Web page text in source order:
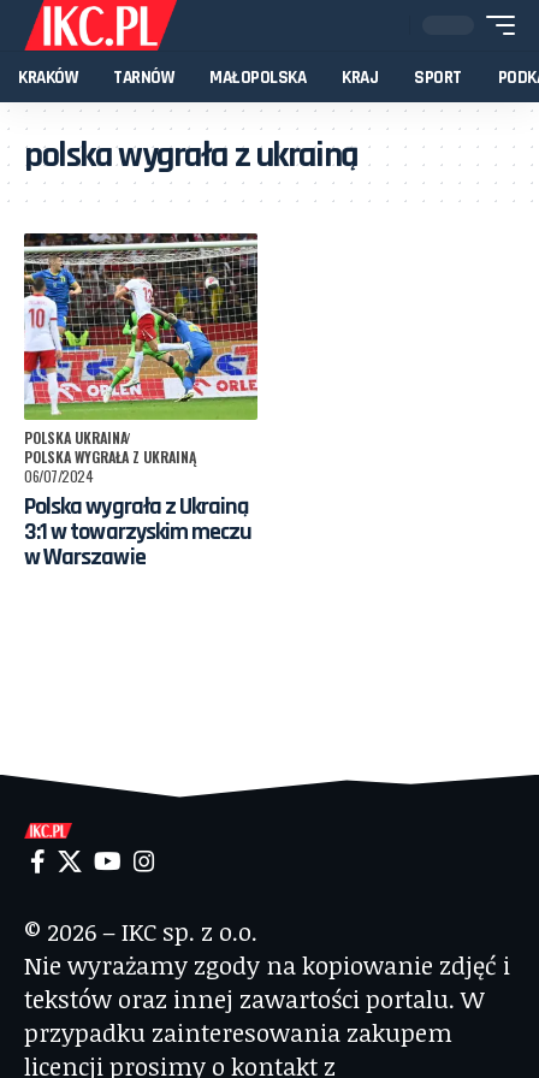
KRAKÓW TARNÓW MAŁOPOLSKA KRAJ SPORT
polska wygrała z ukrainą
POLSKA UKRAINA
POLSKA WYGRAŁA Z UKRAINĄ
06/07/2024
Polska wygrała z Ukrainą
3:1 w towarzyskim meczu
w Warszawie
© 2026 – IKC sp. z o.o.
Nie wyrażamy zgody na kopiowanie zdjęć i
tekstów oraz innej zawartości portalu. W
przypadku zainteresowania zakupem
licencji prosimy o kontakt z